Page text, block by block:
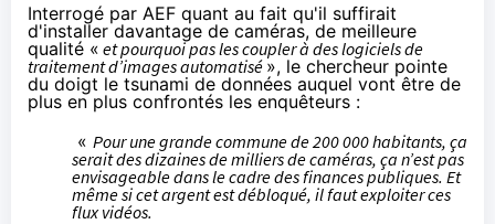
Interrogé par AEF quant au fait qu'il suffirait
d'installer davantage de caméras, de meilleure
qualité « et pourquoi pas les coupler à des logiciels de
traitement d’images automatisé », le chercheur pointe
du doigt le tsunami de données auquel vont être de
plus en plus confrontés les enquêteurs :
« Pour une grande commune de 200 000 habitants, ça
serait des dizaines de milliers de caméras, ça n’est pas
envisageable dans le cadre des finances publiques. Et
même si cet argent est débloqué, il faut exploiter ces
flux vidéos.